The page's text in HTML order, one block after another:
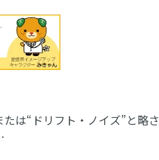
は“ドリフト・ノイズ”と略